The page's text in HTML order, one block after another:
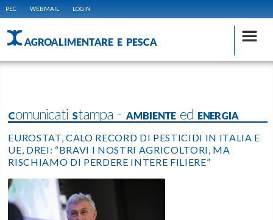
PEC WEBMAIL LOGIN
AGROALIMENTARE E PESCA
Comunicati Stampa - AMBIENTE ed ENERGIA
EUROSTAT, CALO RECORD DI PESTICIDI IN ITALIA E
UE, DREI: “BRAVI I NOSTRI AGRICOLTORI, MA
RISCHIAMO DI PERDERE INTERE FILIERE”